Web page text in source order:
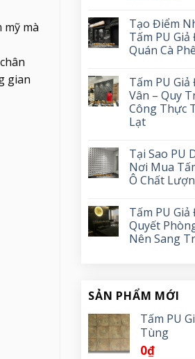
mà
gian
Tạo Điểm
Tấm PU Giả
Quán Cà Phê
Tấm PU
Vân – Quy
Công Thực
Lạt
Tại Sao PU
Nơi Mua
Ô Chất
Tấm PU Giả
Quyết
Nên Sang
SẢN PHẨM MỚI
Tấm PU
Tùng
0₫